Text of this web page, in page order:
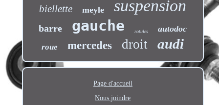
biellette meyle suspension
barre gauche rotules autodoc
roue mercedes droit audi
Page d'accueil
Nous joindre